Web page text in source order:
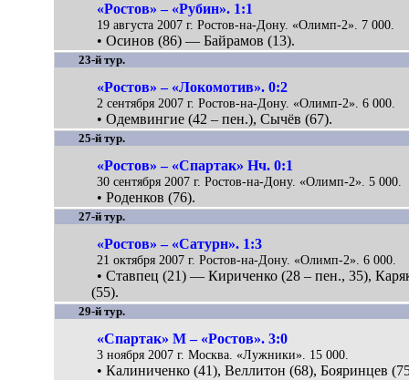
«Ростов» – «Рубин». 1:1
19 августа 2007 г. Ростов-на-Дону. «Олимп-2». 7 000.
• Осинов (86) — Байрамов (13).
23-й тур.
«Ростов» – «Локомотив». 0:2
2 сентября 2007 г. Ростов-на-Дону. «Олимп-2». 6 000.
• Одемвингие (42 – пен.), Сычёв (67).
25-й тур.
«Ростов» – «Спартак» Нч. 0:1
30 сентября 2007 г. Ростов-на-Дону. «Олимп-2». 5 000.
• Роденков (76).
27-й тур.
«Ростов» – «Сатурн». 1:3
21 октября 2007 г. Ростов-на-Дону. «Олимп-2». 6 000.
• Ставпец (21) — Кириченко (28 – пен., 35),
(55).
29-й тур.
«Спартак» М – «Ростов». 3:0
3 ноября 2007 г. Москва. «Лужники». 15 000.
• Калиниченко (41), Веллитон (68), Бояринцев